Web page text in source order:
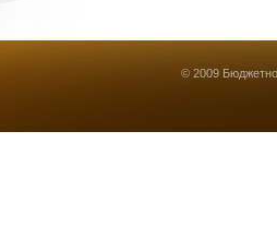
© 2009